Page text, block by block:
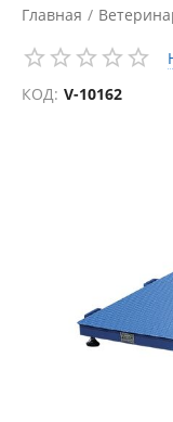
Главная /
Весы для животных
КОД: V-10162